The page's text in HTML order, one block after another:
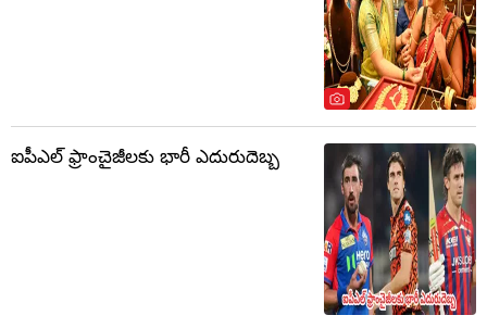
ఐపీఎల్ ఫ్రాంచైజీలకు భారీ ఎదురుదెబ్బ